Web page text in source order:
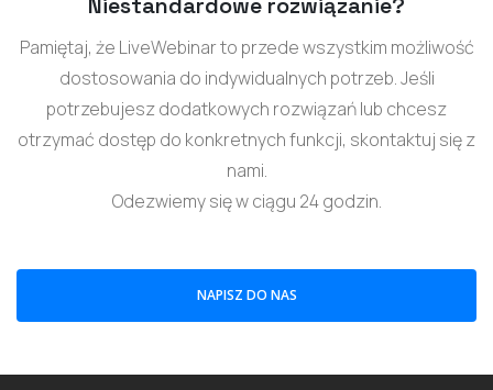
Pamiętaj, że LiveWebinar to przede wszystkim możliwość
dostosowania do indywidualnych potrzeb. Jeśli
potrzebujesz dodatkowych rozwiązań lub chcesz
otrzymać dostęp do konkretnych funkcji, skontaktuj się z
nami.
Odezwiemy się w ciągu 24 godzin.
NAPISZ DO NAS